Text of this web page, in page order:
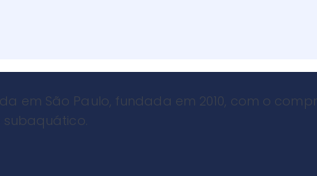
em São Paulo, fundada em 2010, com o